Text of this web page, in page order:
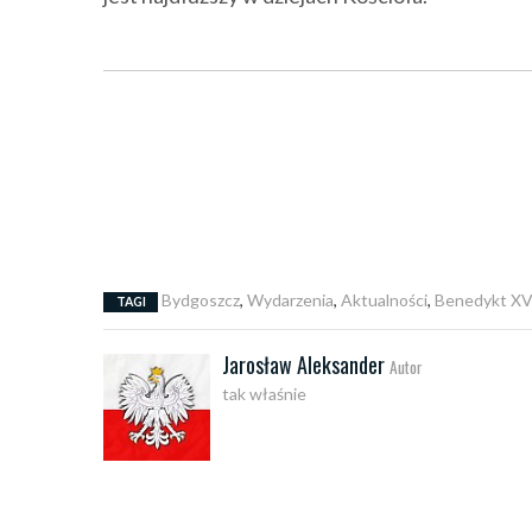
TAGI Bydgoszcz, Wydarzenia, Aktualności, Benedykt
Jarosław Aleksander Autor
tak właśnie